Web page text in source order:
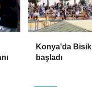
Konya'da
başladı